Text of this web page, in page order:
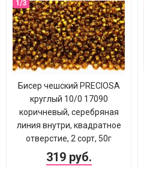
Бисер чешский PRECIOSA
круглый 10/0 17090
коричневый, серебряная
линия внутри, квадратное
отверстие, 2 сорт, 50г
319 руб.